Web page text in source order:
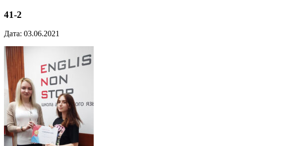
41-2
Дата: 03.06.2021